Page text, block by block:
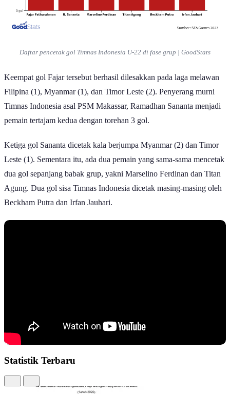
Daftar pencetak gol Timnas Indonesia U-22 di fase grup | GoodStats
Keempat gol Fajar tersebut berhasil dilesakkan pada laga melawan
Filipina (1), Myanmar (1), dan Timor Leste (2). Penyerang murni
Timnas Indonesia asal PSM Makassar, Ramadhan Sananta menjadi
pemain tertajam kedua dengan torehan 3 gol.
Ketiga gol Sananta dicetak kala berjumpa Myanmar (2) dan Timor
Leste (1). Sementara itu, ada dua pemain yang sama-sama mencetak
dua gol sepanjang babak grup, yakni Marselino Ferdinan dan Titan
Agung. Dua gol sisa Timnas Indonesia dicetak masing-masing oleh
Beckham Putra dan Irfan Jauhari.
Statistik Terbaru